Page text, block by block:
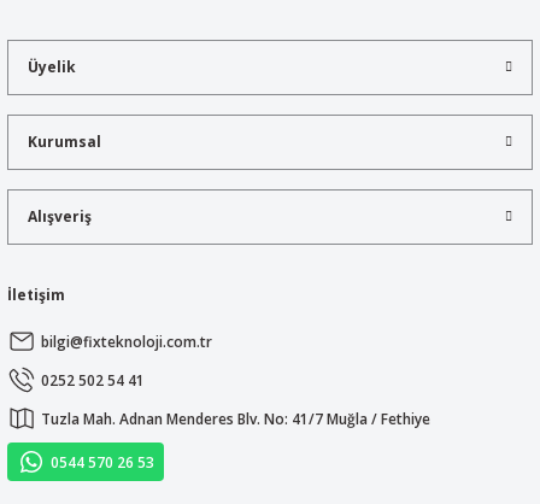
Ürün açıklamasında eksik bilgiler bulunuyor.
Ürün bilgilerinde hatalar bulunuyor.
Bu ürüne benzer farklı alternatifler olmalı.
Üyelik
Kurumsal
Alışveriş
İletişim
bilgi@fixteknoloji.com.tr
0252 502 54 41
Tuzla Mah. Adnan Menderes Blv. No: 41/7 Muğla / Fethiye
0544 570 26 53